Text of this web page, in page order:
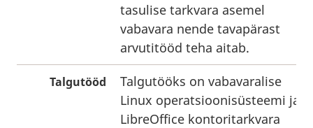
tasulise tarkvara asemel
vabavara nende tavapärast
arvutitööd teha aitab.
Talgutööd
Talgutööks on vabavaralise
Linux operatsioonisüsteemi ja
LibreOffice kontoritarkvara